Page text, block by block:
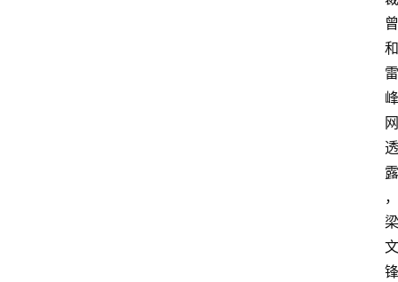
曾
和
雷
峰
网
透
露
，
梁
文
锋